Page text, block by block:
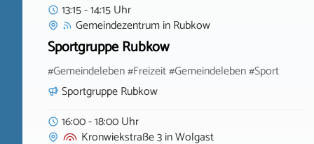
13:15 - 14:15 Uhr
GemeindezentruminRubkow
Sportgruppe Rubkow
#Gemeindeleben #Freizeit #Gemeindeleben #Sport
Sportgruppe Rubkow
16:00 - 18:00 Uhr
Kronwiekstraße 3inWolgast